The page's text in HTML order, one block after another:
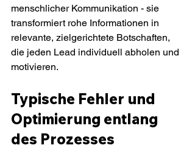
menschlicher Kommunikation - sie
transformiert rohe Informationen in
relevante, zielgerichtete Botschaften,
die jeden Lead individuell abholen und
motivieren.
Typische Fehler und
Optimierung entlang
des Prozesses